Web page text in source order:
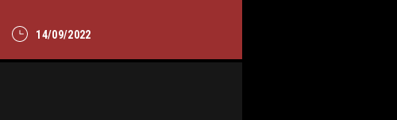
14/09/2022